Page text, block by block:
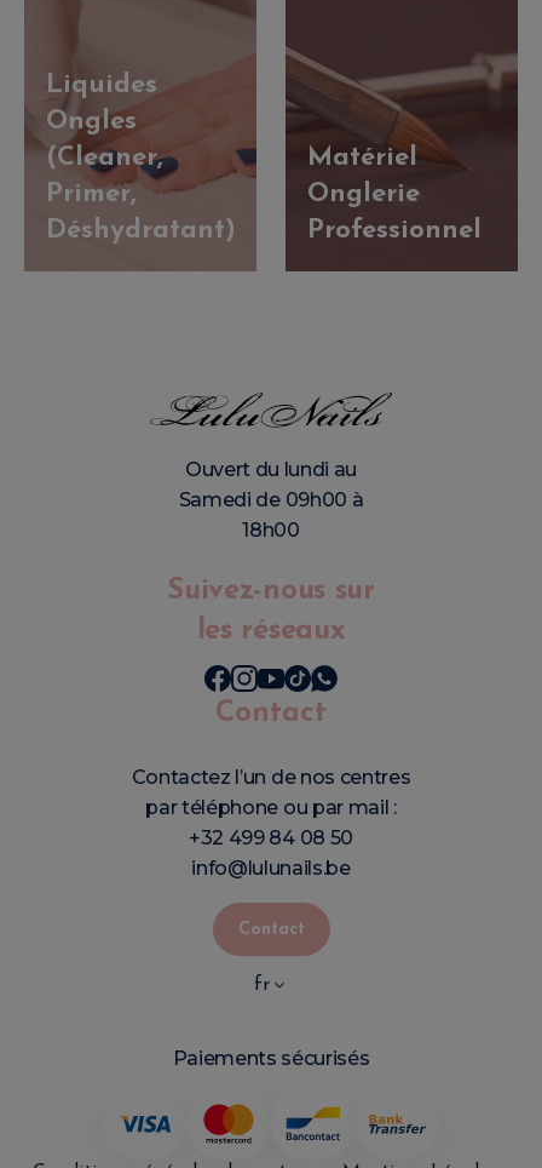
Liquides
Ongles
(Cleaner,
Primer,
Déshydratant)
Matériel
Onglerie
Professionnel
Ouvert du lundi au
Samedi de 09h00 à
18h00
Suivez-nous sur
les réseaux
Contact
Contactez l’un de nos centres
par téléphone ou par mail :
+32 499 84 08 50
info@lulunails.be
Contact
fr
Paiements sécurisés